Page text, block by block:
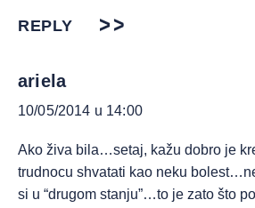
REPLY
ariela
10/05/2014 u 14:00
Ako živa bila…setaj, kažu dobro je
trudnocu shvatati kao neku
si u “drugom stanju”…to je zato što